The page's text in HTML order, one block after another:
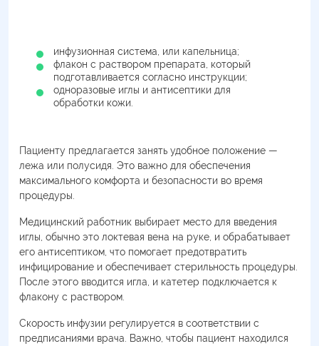
инфузионная система, или капельница;
флакон с раствором препарата, который
подготавливается согласно инструкции;
одноразовые иглы и антисептики для
обработки кожи.
Пациенту предлагается занять удобное положение —
лежа или полусидя. Это важно для обеспечения
максимального комфорта и безопасности во время
процедуры.
Медицинский работник выбирает место для введения
иглы, обычно это локтевая вена на руке, и обрабатывает
его антисептиком, что помогает предотвратить
инфицирование и обеспечивает стерильность процедуры.
После этого вводится игла, и катетер подключается к
флакону с раствором.
Скорость инфузии регулируется в соответствии с
предписаниями врача. Важно, чтобы пациент находился